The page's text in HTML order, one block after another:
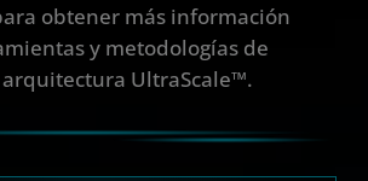
obtener más información
y metodologías de
UltraScale™.